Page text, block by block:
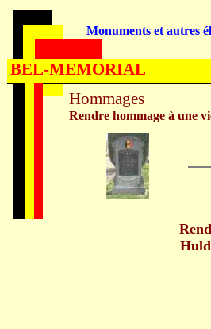
Hommages
Rendre hommage à une
Monuments et autres
BEL-MEMORIAL